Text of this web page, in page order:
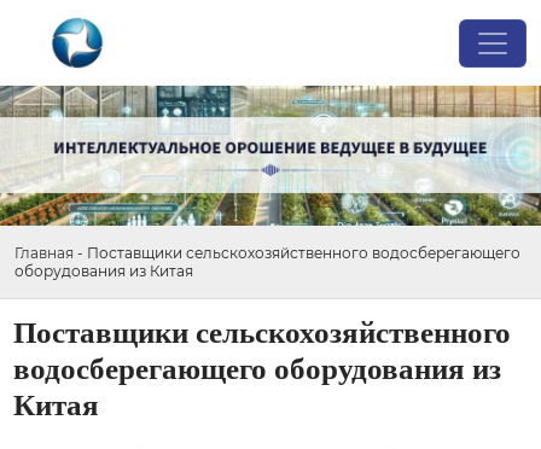
Главная - Поставщики сельскохозяйственного водосберегающего
оборудования из Китая
Поставщики сельскохозяйственного
водосберегающего оборудования из
Китая